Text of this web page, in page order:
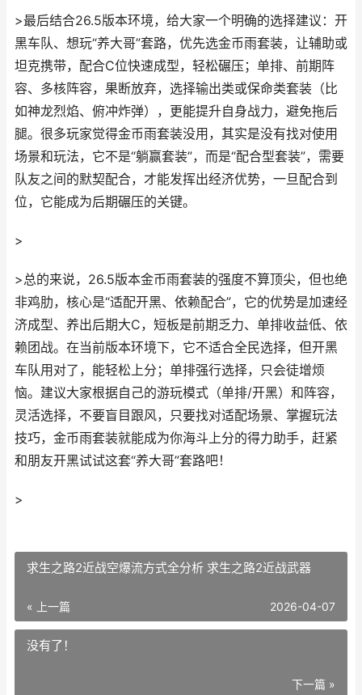
>最后结合26.5版本环境，给大家一个明确的选择建议：开
黑车队、想玩“养大哥”套路，优先选金币雨套装，让辅助或
坦克携带，配合C位快速成型，轻松碾压；单排、前期阵
容、多核阵容，果断放弃，选择输出类或保命类套装（比
如神龙烈焰、俯冲炸弹），更能提升自身战力，避免拖后
腿。很多玩家觉得金币雨套装没用，其实是没有找对使用
场景和玩法，它不是“躺赢套装”，而是“配合型套装”，需要
队友之间的默契配合，才能发挥出经济优势，一旦配合到
位，它能成为后期碾压的关键。
>
>总的来说，26.5版本金币雨套装的强度不算顶尖，但也绝
非鸡肋，核心是“适配开黑、依赖配合”，它的优势是加速经
济成型、养出后期大C，短板是前期乏力、单排收益低、依
赖团战。在当前版本环境下，它不适合全民选择，但开黑
车队用对了，能轻松上分；单排强行选择，只会徒增烦
恼。建议大家根据自己的游玩模式（单排/开黑）和阵容，
灵活选择，不要盲目跟风，只要找对适配场景、掌握玩法
技巧，金币雨套装就能成为你海斗上分的得力助手，赶紧
和朋友开黑试试这套“养大哥”套路吧！
>
求生之路2近战空爆流方式全分析 求生之路2近战武器
« 上一篇 2026-04-07
没有了！
下一篇 »